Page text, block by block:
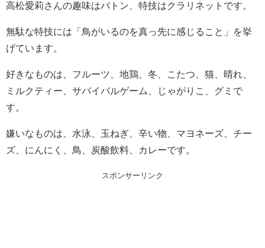
高松愛莉さんの趣味はバトン、特技はクラリネットです。
無駄な特技には「鳥がいるのを真っ先に感じること」を挙
げています。
好きなものは、フルーツ、地鶏、冬、こたつ、猫、晴れ、
ミルクティー、サバイバルゲーム、じゃがりこ、グミで
す。
嫌いなものは、水泳、玉ねぎ、辛い物、マヨネーズ、チー
ズ、にんにく、鳥、炭酸飲料、カレーです。
スポンサーリンク